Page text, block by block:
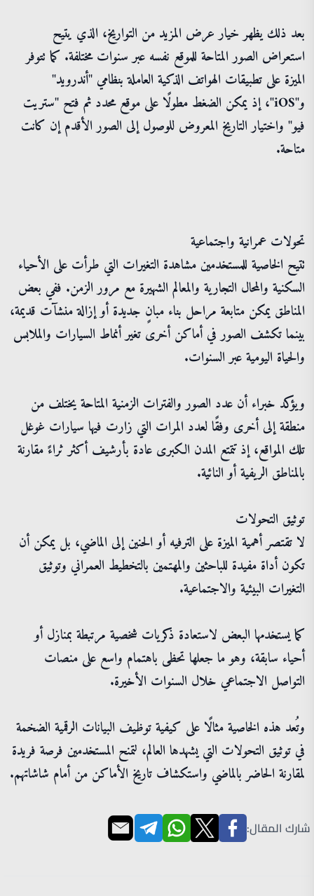
بعد ذلك يظهر خيار عرض المزيد من التواريخ، الذي يتيح
استعراض الصور المتاحة للموقع نفسه عبر سنوات مختلفة. كما تتوفر
الميزة على تطبيقات الهواتف الذكية العاملة بنظامي "أندرويد"
و"iOS"، إذ يمكن الضغط مطولًا على موقع محدد ثم فتح "ستريت
فيو" واختيار التاريخ المعروض للوصول إلى الصور الأقدم إن كانت
متاحة.
تحولات عمرانية واجتماعية
تتيح الخاصية للمستخدمين مشاهدة التغيرات التي طرأت على الأحياء
السكنية والمحال التجارية والمعالم الشهيرة مع مرور الزمن. ففي بعض
المناطق يمكن متابعة مراحل بناء مبانٍ جديدة أو إزالة منشآت قديمة،
بينما تكشف الصور في أماكن أخرى تغير أنماط السيارات والملابس
والحياة اليومية عبر السنوات.
ويؤكد خبراء أن عدد الصور والفترات الزمنية المتاحة يختلف من
منطقة إلى أخرى وفقًا لعدد المرات التي زارت فيها سيارات غوغل
تلك المواقع، إذ تتمتع المدن الكبرى عادة بأرشيف أكثر ثراءً مقارنة
بالمناطق الريفية أو النائية.
توثيق التحولات
لا تقتصر أهمية الميزة على الترفيه أو الحنين إلى الماضي، بل يمكن أن
تكون أداة مفيدة للباحثين والمهتمين بالتخطيط العمراني وتوثيق
التغيرات البيئية والاجتماعية.
كما يستخدمها البعض لاستعادة ذكريات شخصية مرتبطة بمنازل أو
أحياء سابقة، وهو ما جعلها تحظى باهتمام واسع على منصات
التواصل الاجتماعي خلال السنوات الأخيرة.
وتُعد هذه الخاصية مثالًا على كيفية توظيف البيانات الرقمية الضخمة
في توثيق التحولات التي يشهدها العالم، لتمنح المستخدمين فرصة فريدة
لمقارنة الحاضر بالماضي واستكشاف تاريخ الأماكن من أمام شاشاتهم.
شارك المقال: